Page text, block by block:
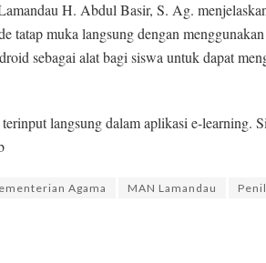
H. Abdul Basir, S. Ag.
tatap muka langsung dengan
sebagai alat bagi siswa untuk dapat
langsung dalam aplikasi e-learning.
Agama MAN Lamandau